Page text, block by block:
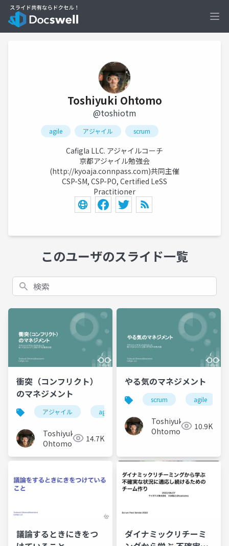
Toshiyuki Ohtomo
@toshiotm
agile アジャイル scrum
Cafigla LLC. アジャイルコーチ
京都アジャイル勉強会
(http://kyoaja.connpass.com)共同主催
CSP-SM, CSP-PO, Certified LeSS
Practitioner
このユーザのスライド一覧
検索
衝突（コンフリクト）
のマネジメント
アジャイル agile
Toshiyuki
Ohtomo
14.7K
やる気のマネジメント
scrum agile
Toshiyuki
Ohtomo
10.9K
議論するときにきをつ
ダイナミックリチーミ